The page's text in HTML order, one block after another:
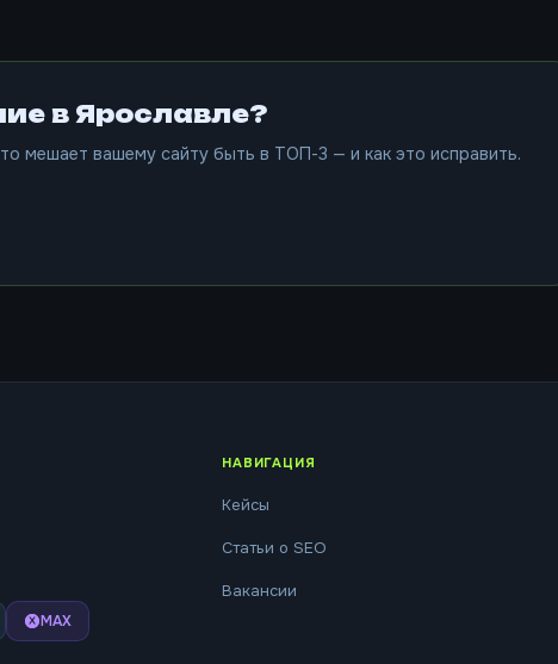
в Ярославле?
мешает вашему сайту быть в ТОП-3 — и как это исправить.
MAX
НАВИГАЦИЯ
Кейсы
Статьи о SEO
Вакансии